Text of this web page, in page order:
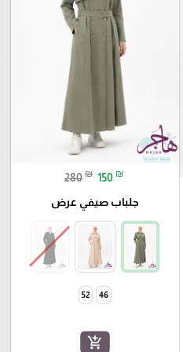
280 ₪ 150 ₪
جلباب صيفي عرض
46
52
add_shopping_cart